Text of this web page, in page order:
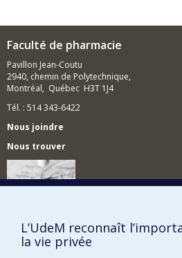
Faculté de pharmacie
Pavillon Jean-Coutu
2940, chemin de Polytechnique,
Montréal, Québec H3T 1J4
Tél. : 514 343-6422
Nous joindre
Nous trouver
L’UdeM reconnaît
la vie privée